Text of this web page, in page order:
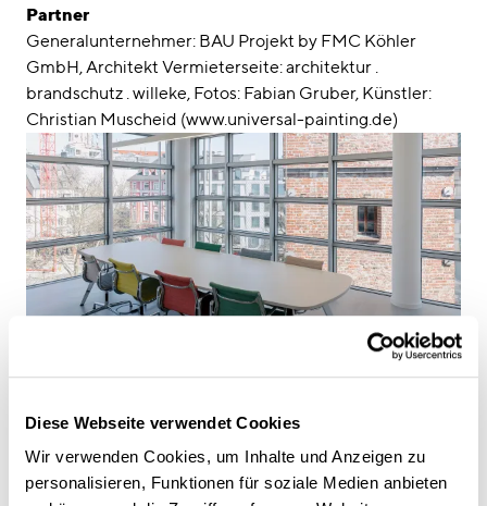
Diese Webseite verwendet Cookies
Wir verwenden Cookies, um Inhalte und Anzeigen zu
personalisieren, Funktionen für soziale Medien anbieten
Partner
Generalunternehmer: BAU Projekt by FMC Köhler
GmbH, Architekt Vermieterseite: architektur .
brandschutz . willeke, Fotos: Fabian Gruber, Künstler:
Christian Muscheid (www.universal-painting.de)